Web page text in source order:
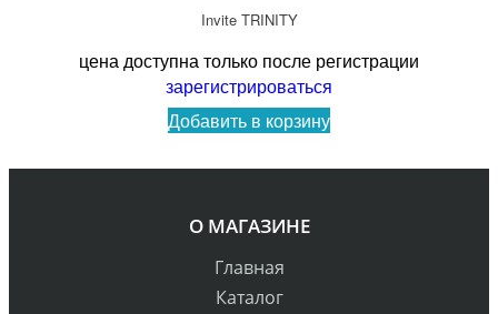
Invite TRINITY
цена доступна только после регистрации
зарегистрироваться
Добавить в корзину
О МАГАЗИНЕ
Главная
Каталог